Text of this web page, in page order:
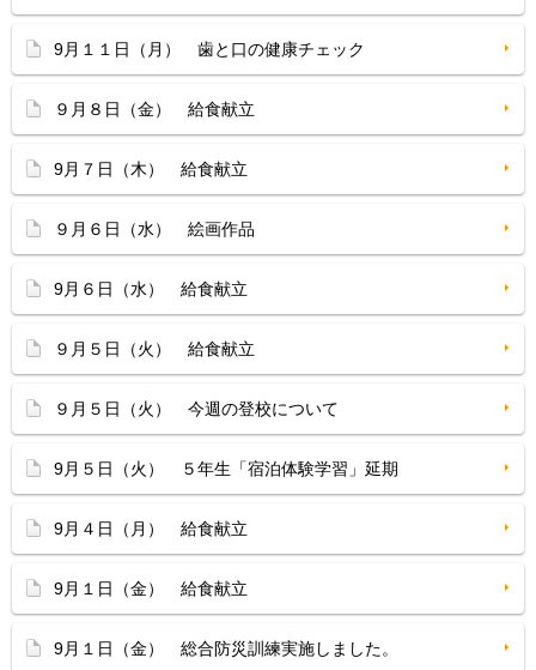
9月１１日（月） 歯と口の健康チェック
９月８日（金） 給食献立
9月７日（木） 給食献立
９月６日（水） 絵画作品
9月６日（水） 給食献立
９月５日（火） 給食献立
９月５日（火） 今週の登校について
9月５日（火） ５年生「宿泊体験学習」延期
9月４日（月） 給食献立
9月１日（金） 給食献立
9月１日（金） 総合防災訓練実施しました。